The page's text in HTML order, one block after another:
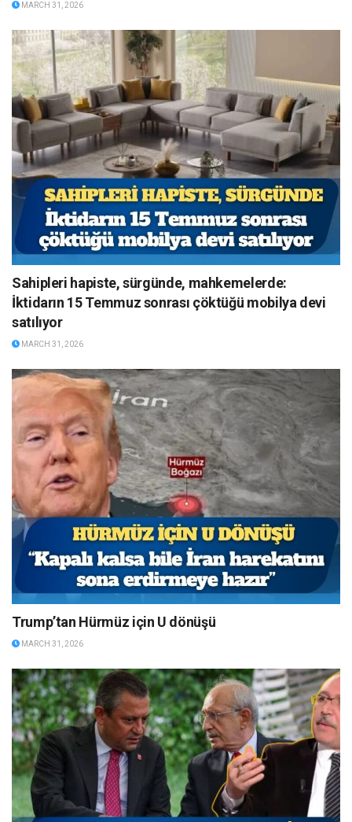
MARCH 31, 2026
Sahipleri hapiste, sürgünde, mahkemelerde:
İktidarın 15 Temmuz sonrası çöktüğü mobilya devi
satılıyor
MARCH 31, 2026
Trump’tan Hürmüz için U dönüşü
MARCH 31, 2026